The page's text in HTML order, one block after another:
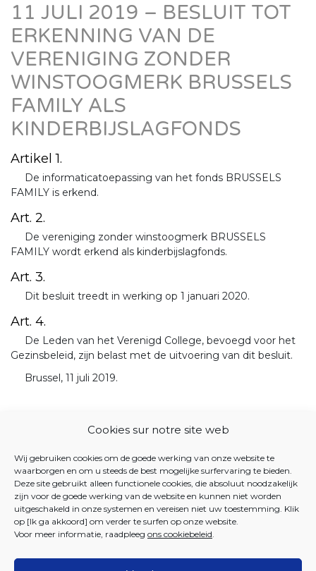
Cookies sur notre site web
Wij gebruiken cookies om de goede werking van onze website te
waarborgen en om u steeds de best mogelijke surfervaring te bieden.
Deze site gebruikt alleen functionele cookies, die absoluut noodzakelijk
zijn voor de goede werking van de website en kunnen niet worden
uitgeschakeld in onze systemen en vereisen niet uw toestemming. Klik
op [Ik ga akkoord] om verder te surfen op onze website.
Voor meer informatie, raadpleeg ons cookiebeleid.
11 JULI 2019 – BESLUIT TOT
ERKENNING VAN DE
VERENIGING ZONDER
WINSTOOGMERK BRUSSELS
FAMILY ALS
KINDERBIJSLAGFONDS
Artikel 1.
De informaticatoepassing van het fonds BRUSSELS
FAMILY is erkend.
Art. 2.
De vereniging zonder winstoogmerk BRUSSELS
FAMILY wordt erkend als kinderbijslagfonds.
Art. 3.
Dit besluit treedt in werking op 1 januari 2020.
Art. 4.
De Leden van het Verenigd College, bevoegd voor het
Gezinsbeleid, zijn belast met de uitvoering van dit besluit.
Brussel, 11 juli 2019.
JUSTEL DATABANK
11 JULI 2019. - Besluit van het Verenigd College van de
Gemeenschappelijke Gemeenschapscommissie tot
erkenning van de vereniging zonder winstoogmerk
BRUSSELS FAMILY als kinderbijslagfonds